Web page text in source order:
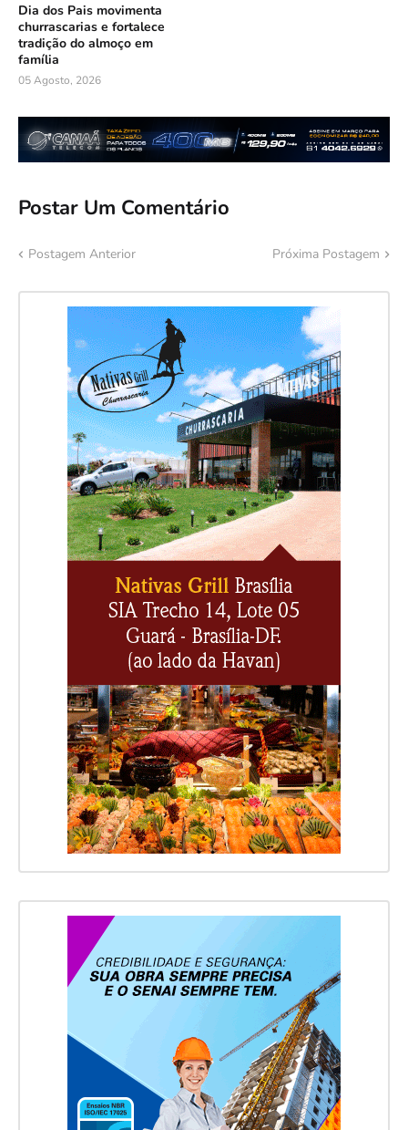
Dia dos Pais movimenta
churrascarias e fortalece
tradição do almoço em
família
05 Agosto, 2026
Postar Um Comentário
Postagem Anterior Próxima Postagem